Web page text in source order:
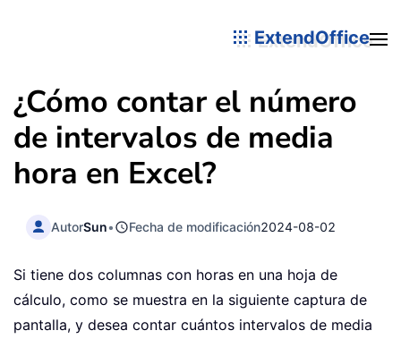
ExtendOffice
¿Cómo contar el número
de intervalos de media
hora en Excel?
AutorSun• Fecha de modificación2024-08-02
Si tiene dos columnas con horas en una hoja de
cálculo, como se muestra en la siguiente captura de
pantalla, y desea contar cuántos intervalos de media